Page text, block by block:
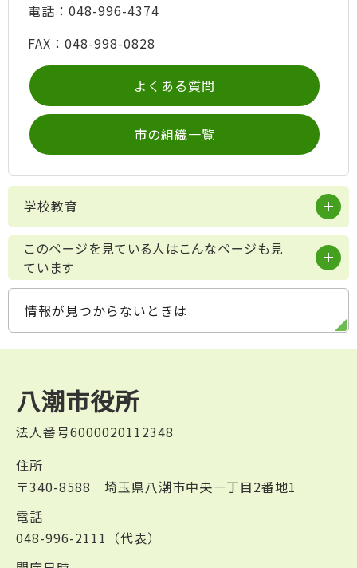
電話：048-996-4374
FAX：048-998-0828
よくある質問
市の組織一覧
学校教育
このページを見ている人はこんなページも見
ています
情報が見つからないときは
八潮市役所
法人番号6000020112348
住所
〒340-8588 埼玉県八潮市中央一丁目2番地1
電話
048-996-2111（代表）